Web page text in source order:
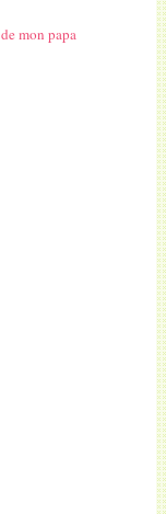
mon papa